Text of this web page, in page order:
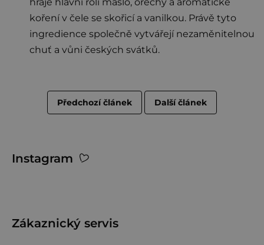
koření v čele se skořicí a vanilkou. Právě tyto
ingredience společně vytvářejí nezaměnitelnou
chuť a vůni českých svátků.
Předchozí článek Další článek
Instagram
Zákaznický servis